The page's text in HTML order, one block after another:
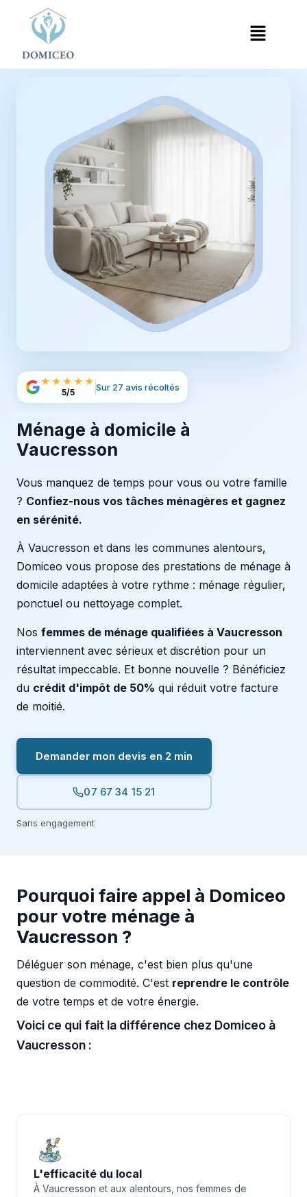
Accueil›Ménage à Domicile
★★★★★
5/5 Sur 27 avis récoltés
Ménage à domicile à
Vaucresson
Vous manquez de temps pour vous ou votre famille
? Confiez-nous vos tâches ménagères et gagnez
en sérénité.
À Vaucresson et dans les communes alentours,
Domiceo vous propose des prestations de ménage à
domicile adaptées à votre rythme : ménage régulier,
ponctuel ou nettoyage complet.
Nos femmes de ménage qualifiées à Vaucresson
interviennent avec sérieux et discrétion pour un
résultat impeccable. Et bonne nouvelle ? Bénéficiez
du crédit d'impôt de 50% qui réduit votre facture
de moitié.
Demander mon devis en 2 min
07 67 34 15 21
Sans engagement
Pourquoi faire appel à Domiceo
pour votre ménage à
Vaucresson ?
Déléguer son ménage, c'est bien plus qu'une
question de commodité. C'est reprendre le contrôle
de votre temps et de votre énergie.
Voici ce qui fait la différence chez Domiceo à
Vaucresson :
L'efficacité du local
À Vaucresson et aux alentours, nos femmes de
Panneau de gestion des cookies